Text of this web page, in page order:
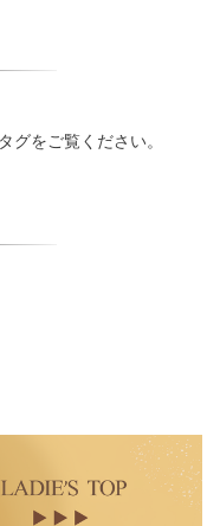
グをご覧ください。